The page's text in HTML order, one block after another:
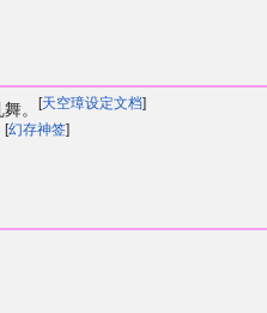
。 [天空璋设定文档]
[幻存神签]